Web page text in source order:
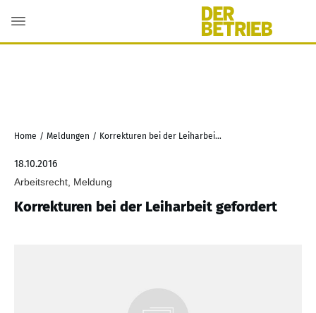
Home / Meldungen / Korrekturen bei der Leiharbeit gefordert
18.10.2016
Arbeitsrecht, Meldung
Korrekturen bei der Leiharbeit gefordert